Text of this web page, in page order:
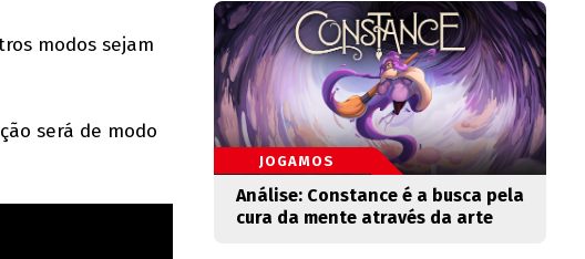
modos sejam
será de modo
JOGAMOS
Análise: Constance é a busca pela
cura da mente através da arte